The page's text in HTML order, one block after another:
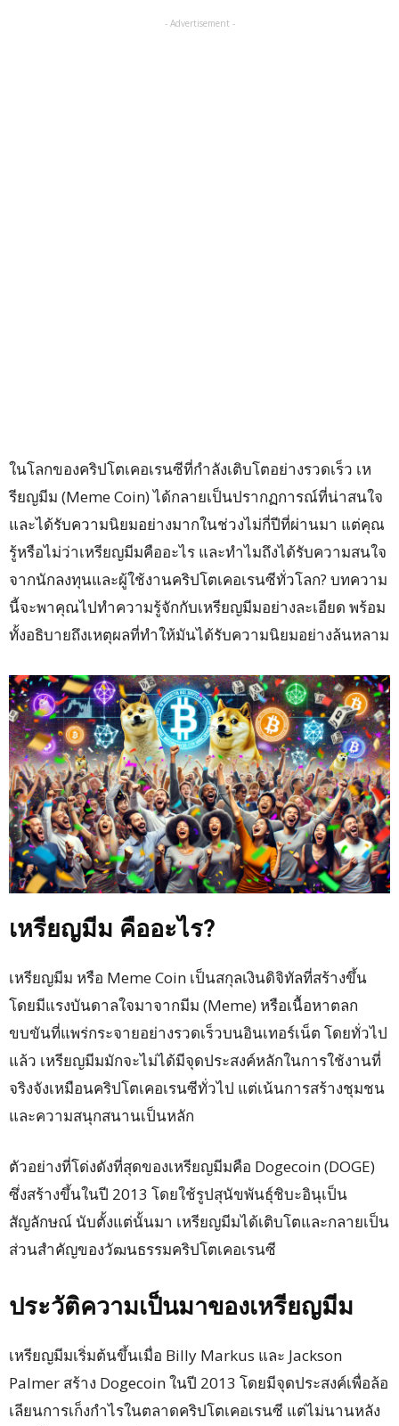
- Advertisement -
ในโลกของคริปโตเคอเรนซีที่กำลังเติบโตอย่างรวดเร็ว เห
รียญมีม (Meme Coin) ได้กลายเป็นปรากฏการณ์ที่น่าสนใจ
และได้รับความนิยมอย่างมากในช่วงไม่กี่ปีที่ผ่านมา แต่คุณ
รู้หรือไม่ว่าเหรียญมีมคืออะไร และทำไมถึงได้รับความสนใจ
จากนักลงทุนและผู้ใช้งานคริปโตเคอเรนซีทั่วโลก? บทความ
นี้จะพาคุณไปทำความรู้จักกับเหรียญมีมอย่างละเอียด พร้อม
ทั้งอธิบายถึงเหตุผลที่ทำให้มันได้รับความนิยมอย่างล้นหลาม
เหรียญมีม คืออะไร?
เหรียญมีม หรือ Meme Coin เป็นสกุลเงินดิจิทัลที่สร้างขึ้น
โดยมีแรงบันดาลใจมาจากมีม (Meme) หรือเนื้อหาตลก
ขบขันที่แพร่กระจายอย่างรวดเร็วบนอินเทอร์เน็ต โดยทั่วไป
แล้ว เหรียญมีมมักจะไม่ได้มีจุดประสงค์หลักในการใช้งานที่
จริงจังเหมือนคริปโตเคอเรนซีทั่วไป แต่เน้นการสร้างชุมชน
และความสนุกสนานเป็นหลัก
ตัวอย่างที่โด่งดังที่สุดของเหรียญมีมคือ Dogecoin (DOGE)
ซึ่งสร้างขึ้นในปี 2013 โดยใช้รูปสุนัขพันธุ์ชิบะอินุเป็น
สัญลักษณ์ นับตั้งแต่นั้นมา เหรียญมีมได้เติบโตและกลายเป็น
ส่วนสำคัญของวัฒนธรรมคริปโตเคอเรนซี
ประวัติความเป็นมาของเหรียญมีม
เหรียญมีมเริ่มต้นขึ้นเมื่อ Billy Markus และ Jackson
Palmer สร้าง Dogecoin ในปี 2013 โดยมีจุดประสงค์เพื่อล้อ
เลียนการเก็งกำไรในตลาดคริปโตเคอเรนซี แต่ไม่นานหลัง